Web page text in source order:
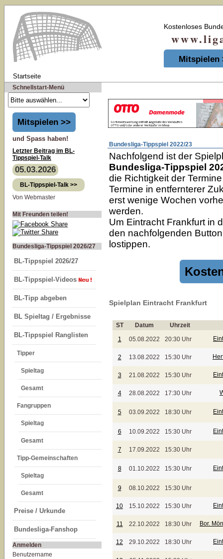
Startseite
Kostenloses
Mitspielen
Schnellstart-Menü
Mitspielen >>
und Spass haben!
Letzter Beitrag im BL-
Tippspiel-Talk
05.03.2026
BL-Tippspiel-Talk >>
Von Webmaster
Mit Freunden teilen!
Bundesliga-Tippspiel 2026/27
BL-Tippspiel 2026/27
BL-Tippspiel-Videos
BL-Tipp abgeben
BL Spieltag / Ergebnisse
BL-Tippspiel Ranglisten
Tipper
Spieltag
Gesamt
Fangruppen
Spieltag
Gesamt
Tipp-Gemeinschaften
Spieltag
Gesamt
Preise / Urkunde
Bundesliga-Fanshop
Anmelden
Benutzername
Bundesliga-Tippspiel 2022/23
Nachfolgend ist der
Bundesliga-Tippspiel
die Richtigkeit der
Termine in entfernterer
erst wenige Wochen
werden.
Um Eintracht Frankfurt in
den nachfolgenden
lostippen.
Spielplan Eintracht Frankfurt
ST Datum
Uhrzeit
1
05.08.2022 20:30 Uhr
2 13.08.2022 15:30 Uhr
3 21.08.2022 15:30 Uhr
4 28.08.2022 17:30 Uhr
5 03.09.2022 18:30 Uhr
6 10.09.2022 15:30 Uhr
7 17.09.2022 15:30 Uhr
8 01.10.2022 15:30 Uhr
9 08.10.2022 15:30 Uhr
10 15.10.2022 15:30 Uhr
11 22.10.2022 18:30 Uhr Bor.
12 29.10.2022 18:30 Uhr